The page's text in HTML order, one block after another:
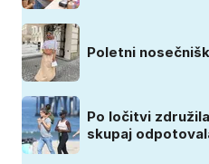
Poletni
Po ločitvi
skupaj